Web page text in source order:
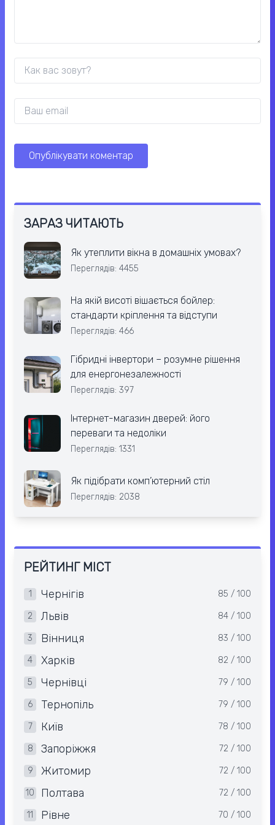
ЗАРАЗ ЧИТАЮТЬ
Як утеплити вікна в домашніх умовах?
Переглядів: 4455
На якій висоті вішається бойлер:
стандарти кріплення та відступи
Переглядів: 466
Гібридні інвертори – розумне рішення
для енергонезалежності
Переглядів: 397
Інтернет-магазин дверей: його
переваги та недоліки
Переглядів: 1331
Як підібрати комп’ютерний стіл
Переглядів: 2038
РЕЙТИНГ МІСТ
1 Чернігів 85 / 100
2 Львів 84 / 100
3 Вінниця 83 / 100
4 Харків 82 / 100
5 Чернівці 79 / 100
6 Тернопіль 79 / 100
7 Київ 78 / 100
8 Запоріжжя 72 / 100
9 Житомир 72 / 100
10 Полтава 72 / 100
11 Рівне 70 / 100